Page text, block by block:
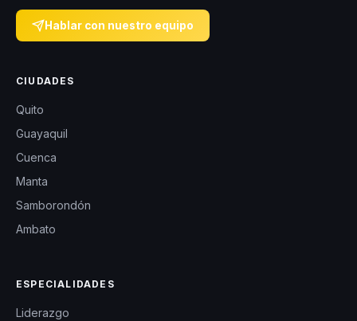
Hablar con nuestro equipo
CIUDADES
Quito
Guayaquil
Cuenca
Manta
Samborondón
Ambato
ESPECIALIDADES
Liderazgo